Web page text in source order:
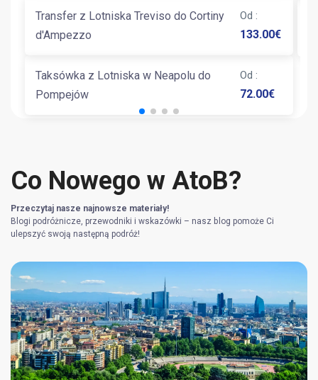
Transfer z Lotniska Treviso do Cortiny
d'Ampezzo
Od :
133.00€
Taksówka z Lotniska w Neapolu do
Pompejów
Od :
72.00€
Co Nowego w AtoB?
Przeczytaj nasze najnowsze materiały!
Blogi podróżnicze, przewodniki i wskazówki – nasz blog pomoże Ci
ulepszyć swoją następną podróż!